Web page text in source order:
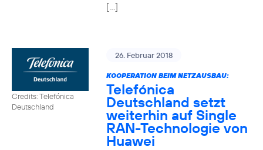
[…]
Credits: Telefónica
Deutschland
26. Februar 2018
KOOPERATION BEIM NETZAUSBAU:
Telefónica
Deutschland setzt
weiterhin auf Single
RAN-Technologie von
Huawei